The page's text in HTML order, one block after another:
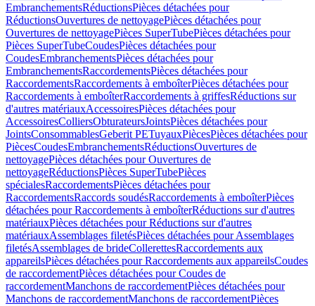
EmbranchementsRéductionsPièces détachées pour
RéductionsOuvertures de nettoyagePièces détachées pour
Ouvertures de nettoyagePièces SuperTubePièces détachées pour
Pièces SuperTubeCoudesPièces détachées pour
CoudesEmbranchementsPièces détachées pour
EmbranchementsRaccordementsPièces détachées pour
RaccordementsRaccordements à emboîterPièces détachées pour
Raccordements à emboîterRaccordements à griffesRéductions sur
d'autres matériauxAccessoiresPièces détachées pour
AccessoiresColliersObturateursJointsPièces détachées pour
JointsConsommablesGeberit PETuyauxPiècesPièces détachées pour
PiècesCoudesEmbranchementsRéductionsOuvertures de
nettoyagePièces détachées pour Ouvertures de
nettoyageRéductionsPièces SuperTubePièces
spécialesRaccordementsPièces détachées pour
RaccordementsRaccords soudésRaccordements à emboîterPièces
détachées pour Raccordements à emboîterRéductions sur d'autres
matériauxPièces détachées pour Réductions sur d'autres
matériauxAssemblages filetésPièces détachées pour Assemblages
filetésAssemblages de brideCollerettesRaccordements aux
appareilsPièces détachées pour Raccordements aux appareilsCoudes
de raccordementPièces détachées pour Coudes de
raccordementManchons de raccordementPièces détachées pour
Manchons de raccordementManchons de raccordementPièces